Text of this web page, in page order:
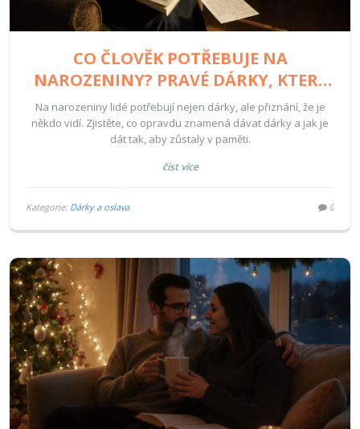
CO ČLOVĚK POTŘEBUJE NA
NAROZENINY? PRAVÉ DÁRKY, KTERÉ
SKUTEČNĚ ZNAMENAJÍ NĚCO
Na narozeniny lidé potřebují nejen dárky, ale přiznání, že je
někdo vidí. Zjistěte, co opravdu znamená dávat dárky a jak je
dát tak, aby zůstaly v paměti.
číst více
Kategorie: Dárky a oslava 0